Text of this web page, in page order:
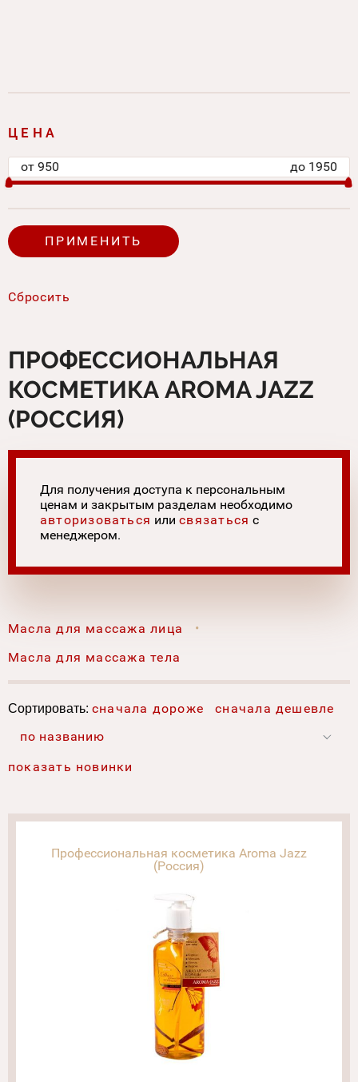
ЦЕНА
от 950 до 1950
ПРОФЕССИОНАЛЬНАЯ
КОСМЕТИКА AROMA JAZZ
(РОССИЯ)
Для получения доступа к персональным
ценам и закрытым разделам необходимо
авторизоваться илисвязаться с
менеджером.
Масла для массажа лица
Масла для массажа тела
Сортировать: сначала дороже
сначала дешевле
по названию
показать новинки
Профессиональная косметика Aroma Jazz
(Россия)